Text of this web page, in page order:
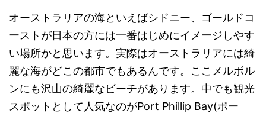
オーストラリアの海といえばシドニー、ゴールドコ
ーストが日本の方には一番はじめにイメージしやす
い場所かと思います。実際はオーストラリアには綺
麗な海がどこの都市でもあるんです。ここメルボル
ンにも沢山の綺麗なビーチがあります。中でも観光
スポットとして人気なのがPort Phillip Bay(ポー